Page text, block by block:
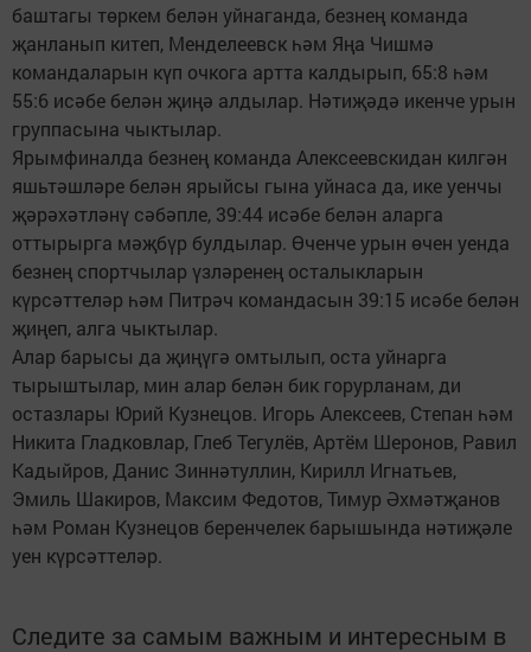
баштагы төркем белән уйнаганда, безнең команда
җанланып китеп, Менделеевск һәм Яңа Чишмә
командаларын күп очкога артта калдырып, 65:8 һәм
55:6 исәбе белән җиңә алдылар. Нәтиҗәдә икенче урын
группасына чыктылар.
Ярымфиналда безнең команда Алексеевскидан килгән
яшьтәшләре белән ярыйсы гына уйнаса да, ике уенчы
җәрәхәтләнү сәбәпле, 39:44 исәбе белән аларга
оттырырга мәҗбүр булдылар. Өченче урын өчен уенда
безнең спортчылар үзләренең осталыкларын
күрсәттеләр һәм Питрәч командасын 39:15 исәбе белән
җиңеп, алга чыктылар.
Алар барысы да җиңүгә омтылып, оста уйнарга
тырыштылар, мин алар белән бик горурланам, ди
остазлары Юрий Кузнецов. Игорь Алексеев, Степан һәм
Никита Гладковлар, Глеб Тегулёв, Артём Шеронов, Равил
Кадыйров, Данис Зиннәтуллин, Кирилл Игнатьев,
Эмиль Шакиров, Максим Федотов, Тимур Әхмәтҗанов
һәм Роман Кузнецов беренчелек барышында нәтиҗәле
уен күрсәттеләр.
Следите за самым важным и интересным в